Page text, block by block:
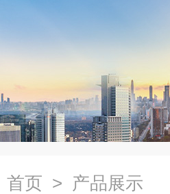
首页 > 产品展示